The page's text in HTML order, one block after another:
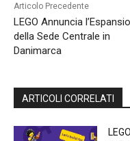
Articolo Precedente
LEGO Annuncia
della Sede Centrale in
Danimarca
ARTICOLI CORRELATI